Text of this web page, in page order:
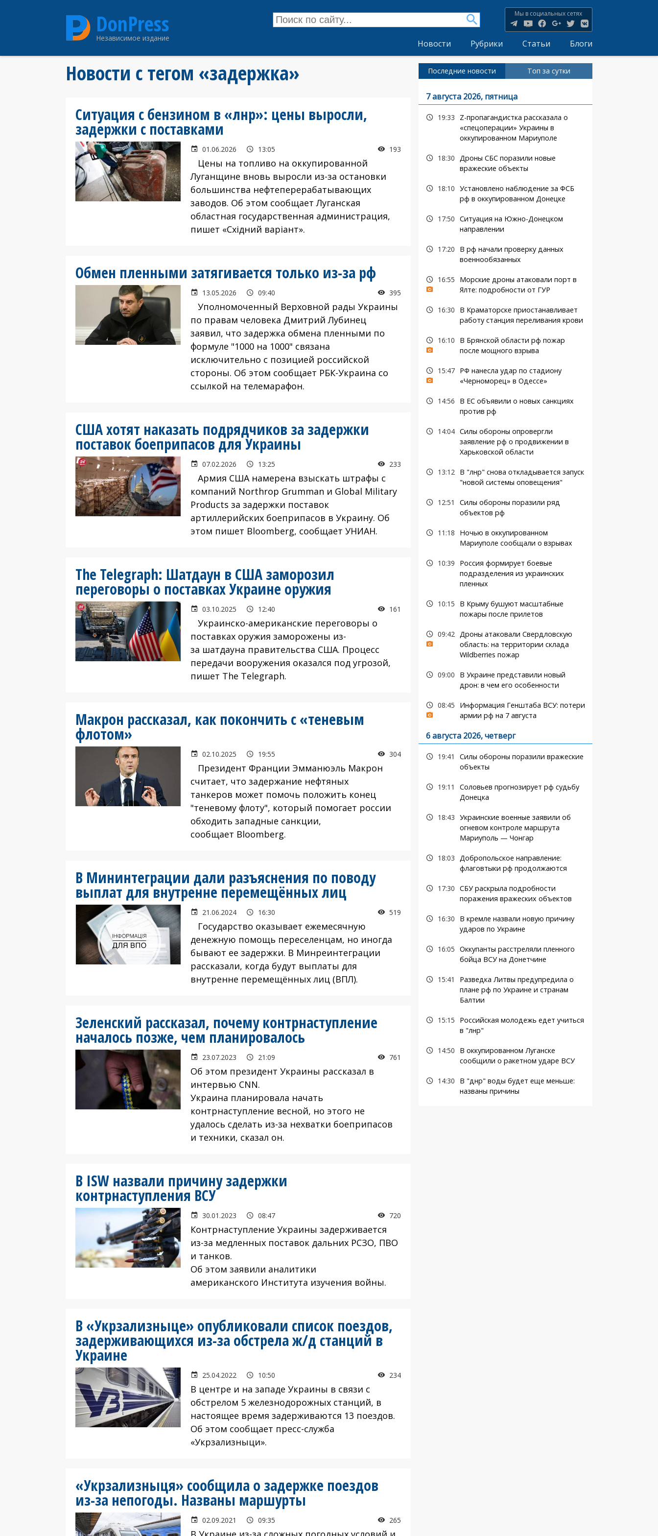
DonPress
Независимое издание
Мы в социальных сетях
Новости Рубрики Статьи Блоги
Новости с тегом «задержка»
Ситуация с бензином в «лнр»: цены выросли,
задержки с поставками
01.06.2026 13:05 193
Цены на топливо на оккупированной
Луганщине вновь выросли из-за остановки
большинства нефтеперерабатывающих
заводов. Об этом сообщает Луганская
областная государственная администрация,
пишет «Східний варіант».
Обмен пленными затягивается только из-за рф
13.05.2026 09:40 395
Уполномоченный Верховной рады Украины
по правам человека Дмитрий Лубинец
заявил, что задержка обмена пленными по
формуле "1000 на 1000" связана
исключительно с позицией российской
стороны. Об этом сообщает РБК-Украина со
ссылкой на телемарафон.
США хотят наказать подрядчиков за задержки
поставок боеприпасов для Украины
07.02.2026 13:25 233
Армия США намерена взыскать штрафы с
компаний Northrop Grumman и Global Military
Products за задержки поставок
артиллерийских боеприпасов в Украину. Об
этом пишет Bloomberg, сообщает УНИАН.
The Telegraph: Шатдаун в США заморозил
переговоры о поставках Украине оружия
03.10.2025 12:40 161
Украинско-американские переговоры о
поставках оружия заморожены из-
за шатдауна правительства США. Процесс
передачи вооружения оказался под угрозой,
пишет The Telegraph.
Макрон рассказал, как покончить с «теневым
флотом»
02.10.2025 19:55 304
Президент Франции Эмманюэль Макрон
считает, что задержание нефтяных
танкеров может помочь положить конец
"теневому флоту", который помогает россии
обходить западные санкции,
сообщает Bloomberg.
В Мининтеграции дали разъяснения по поводу
выплат для внутренне перемещённых лиц
21.06.2024 16:30 519
Государство оказывает ежемесячную
денежную помощь переселенцам, но иногда
бывают ее задержки. В Минреинтеграции
рассказали, когда будут выплаты для
внутренне перемещённых лиц (ВПЛ).
Зеленский рассказал, почему контрнаступление
началось позже, чем планировалось
23.07.2023 21:09 761
Об этом президент Украины рассказал в
интервью CNN.
Украина планировала начать
контрнаступление весной, но этого не
удалось сделать из-за нехватки боеприпасов
и техники, сказал он.
В ISW назвали причину задержки
контрнаступления ВСУ
30.01.2023 08:47 720
Контрнаступление Украины задерживается
из-за медленных поставок дальних РСЗО, ПВО
и танков.
Об этом заявили аналитики
американского Института изучения войны.
В «Укрзализныце» опубликовали список поездов,
задерживающихся из-за обстрела ж/д станций в
Украине
25.04.2022 10:50 234
В центре и на западе Украины в связи с
обстрелом 5 железнодорожных станций, в
настоящее время задерживаются 13 поездов.
Об этом сообщает пресс-служба
«Укрзализныци».
«Укрзализныця» сообщила о задержке поездов
из-за непогоды. Названы маршурты
02.09.2021 09:35 265
Последние новости Топ за сутки
7 августа 2026, пятница
19:33
Z-пропагандистка рассказала о
«спецоперации» Украины в
оккупированном Мариуполе
18:30 Дроны СБС поразили новые
вражеские объекты
18:10 Установлено наблюдение за ФСБ
рф в оккупированном Донецке
17:50 Ситуация на Южно-Донецком
направлении
17:20
В рф начали проверку данных
военнообязанных
16:55
Морские дроны атаковали порт в
Ялте: подробности от ГУР
16:30
В Краматорске приостанавливает
работу станция переливания крови
16:10
В Брянской области рф пожар
после мощного взрыва
15:47
РФ нанесла удар по стадиону
«Черноморец» в Одессе»
14:56
В ЕС объявили о новых санкциях
против рф
14:04 Силы обороны опровергли
заявление рф о продвижении в
Харьковской области
13:12
В "лнр" снова откладывается запуск
"новой системы оповещения"
12:51
Силы обороны поразили ряд
объектов рф
11:18
Ночью в оккупированном
Мариуполе сообщали о взрывах
10:39
Россия формирует боевые
подразделения из украинских
пленных
10:15
В Крыму бушуют масштабные
пожары после прилетов
09:42 Дроны атаковали Свердловскую
область: на территории склада
Wildberries пожар
09:00
В Украине представили новый
дрон: в чем его особенности
08:45
Информация Генштаба ВСУ: потери
армии рф на 7 августа
6 августа 2026, четверг
19:41
Силы обороны поразили вражеские
объекты
19:11
Соловьев прогнозирует рф судьбу
Донецка
18:43 Украинские военные заявили об
огневом контроле маршрута
Мариуполь — Чонгар
18:03 Добропольское направление:
флаговтыки рф продолжаются
17:30 СБУ раскрыла подробности
поражения вражеских объектов
16:30
В кремле назвали новую причину
ударов по Украине
16:05 Оккупанты расстреляли пленного
бойца ВСУ на Донетчине
15:41
Разведка Литвы предупредила о
плане рф по Украине и странам
Балтии
15:15
Российская молодежь едет учиться
в "лнр"
14:50
В оккупированном Луганске
сообщили о ракетном ударе ВСУ
14:30
В "днр" воды будет еще меньше:
названы причины